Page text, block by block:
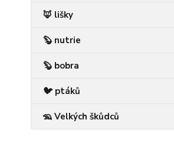
🦊 lišky
🦫 nutrie
🦫 bobra
🐦 ptáků
🦡 Velkých škůdců